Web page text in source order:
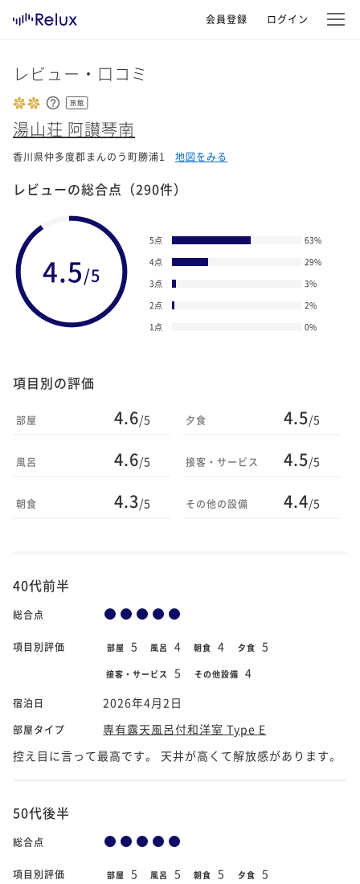
会員登録 ログイン
レビュー・口コミ
旅館
湯山荘 阿讃琴南
香川県仲多度郡まんのう町勝浦1 地図をみる
レビューの総合点 （290件）
4.5/5
5点 63%
4点
29%
3点
3%
2点
2%
1点
0%
項目別の評価
部屋 4.6/5
風呂 4.6/5
朝食 4.3/5
夕食 4.5/5
接客・サービス 4.5/5
その他の設備 4.4/5
40代前半
総合点
項目別評価 部屋 5 風呂 4 朝食 4 夕食 5
接客・サービス 5 その他設備 4
宿泊日 2026年4月2日
部屋タイプ
専有露天風呂付和洋室 Type E
控え目に言って最高です。 天井が高くて解放感があります。
50代後半
総合点
項目別評価 部屋 5 風呂 5 朝食 5 夕食 5